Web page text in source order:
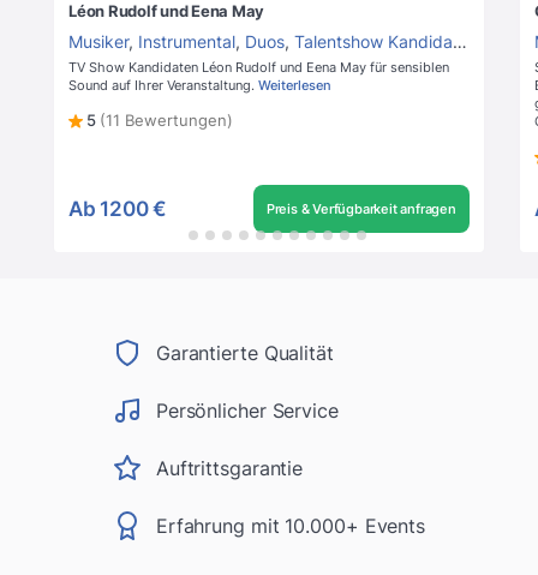
Léon Rudolf und Eena May
Musiker, Instrumental, Duos, Talentshow Kandidaten
TV Show Kandidaten Léon Rudolf und Eena May für sensiblen
Sound auf Ihrer Veranstaltung. Weiterlesen
5 (11 Bewertungen)
Ab 1200 € Preis & Verfügbarkeit anfragen
Garantierte Qualität
Persönlicher Service
Auftrittsgarantie
Erfahrung mit 10.000+ Events